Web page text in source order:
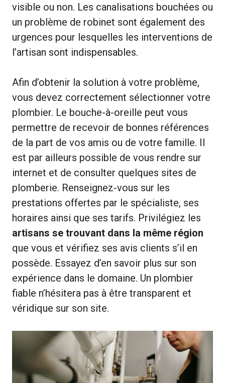
visible ou non. Les canalisations bouchées ou
un problème de robinet sont également des
urgences pour lesquelles les interventions de
l’artisan sont indispensables.
Afin d’obtenir la solution à votre problème,
vous devez correctement sélectionner votre
plombier. Le bouche-à-oreille peut vous
permettre de recevoir de bonnes références
de la part de vos amis ou de votre famille. Il
est par ailleurs possible de vous rendre sur
internet et de consulter quelques sites de
plomberie. Renseignez-vous sur les
prestations offertes par le spécialiste, ses
horaires ainsi que ses tarifs. Privilégiez les
artisans se trouvant dans la même région
que vous et vérifiez ses avis clients s’il en
possède. Essayez d’en savoir plus sur son
expérience dans le domaine. Un plombier
fiable n’hésitera pas à être transparent et
véridique sur son site.